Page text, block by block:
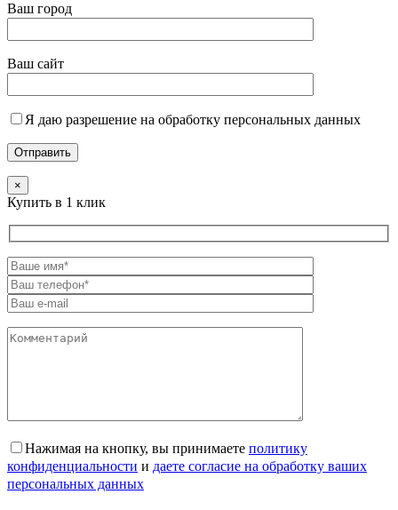
Ваш город
Ваш сайт
Я даю разрешение на обработку персональных данных
×
Купить в 1 клик
Нажимая на кнопку, вы принимаете политику
конфиденциальности и даете согласие на обработку ваших
персональных данных